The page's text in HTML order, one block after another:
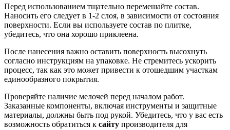
Перед использованием тщательно перемешайте состав.
Наносить его следует в 1-2 слоя, в зависимости от состояния
поверхности. Если вы используете состав по плитке,
убедитесь, что она хорошо приклеена.
После нанесения важно оставить поверхность высохнуть
согласно инструкциям на упаковке. Не стремитесь ускорить
процесс, так как это может привести к отошедшим участкам
единообразного покрытия.
Проверяйте наличие мелочей перед началом работ.
Заказанные компоненты, включая инструменты и защитные
материалы, должны быть под рукой. Убедитесь, что у вас есть
возможность обратиться к сайту производителя для